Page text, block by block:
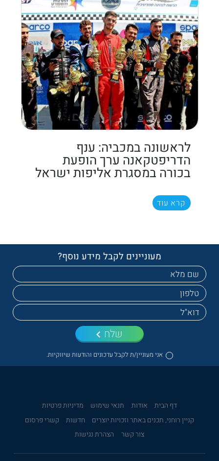
לראשונה במכביה: ענף
הדריפטקאנה ערך הופעת
בכורה במסגרת אליפות ישראל
קרא עוד
מעוניינים לקבל מידע נוסף?
אני מעוניין/ת לקבל עדכונים והודעות שיווקיות.
שלח
דף הבית אודות תנאי שימוש
מדיניות פרטיות
קניין רוחני, תכנים באתר וזכויות יוצרים
חדשות
קשרי פרסום
צור קשר
הצהרת נגישות